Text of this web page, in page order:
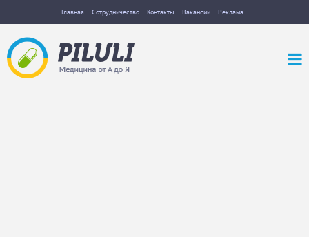
Главная Сотрудничество Контакты Вакансии Реклама